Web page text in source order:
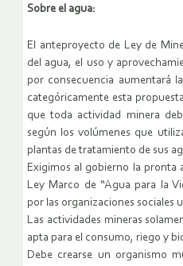
Sobre el agua:
El anteproyecto de Ley de
del agua, el uso y
por consecuencia aumentará
categóricamente esta
que toda actividad minera
según los volúmenes que
plantas de tratamiento de sus
Exigimos al gobierno la pronta
Ley Marco de “Agua para la
por las organizaciones sociales
Las actividades mineras
apta para el consumo, riego y
Debe crearse un organismo